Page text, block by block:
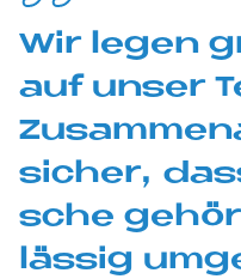
Wir le­gen
auf un­ser
si­cher,
sche
läs­sig